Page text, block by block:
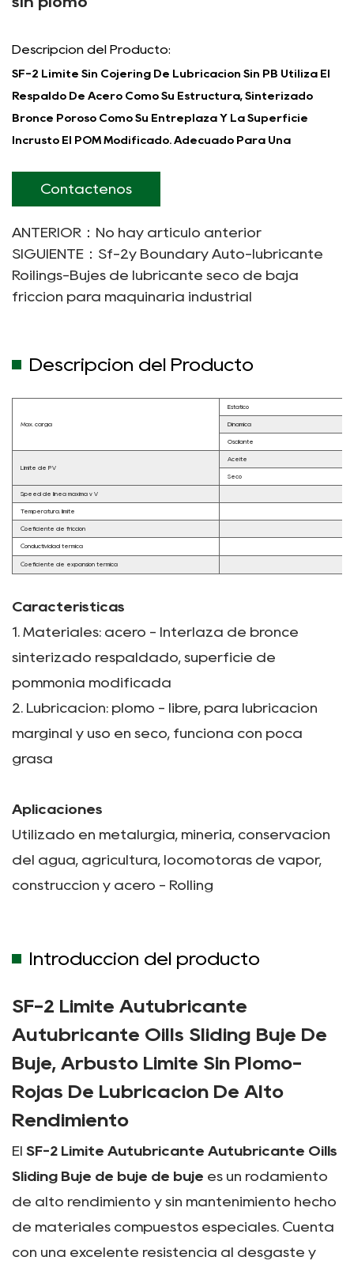
Descripción del Producto:
SF-2 Límite Sin Cojering De Lubricación Sin PB Utiliza El
Respaldo De Acero Como Su Estructura, Sinterizado
Bronce Poroso Como Su Entreplaza Y La Superficie
Incrustó El POM Modificado. Adecuado Para Una
Condiciones De Grasa De Sangría De Lubricación. Se
Ha Aplicado Ampliamente A Maquinaria Metalúrgica,
Maquinaria De Minas, Maquinaria De Conservación De
Agua, Locomotora De Vapor, Maquinaria De
Construcción, Maquinaria Agrícola, Industria De Acero,
Etc.
Contáctenos
ANTERIOR：No hay artículo anterior
SIGUIENTE：Sf-2y Boundary Auto-lubricante
Roilings-Bujes de lubricante seco de baja
fricción para maquinaria industrial
Descripción del Producto
Max. carga
Estático
Dinámica
Oscilante
Límite de PV
Aceite
Seco
Speed ​​de línea máxima v V
Temperatura. límite
Coeficiente de fricción
Conductividad térmica
Coeficiente de expansión térmica
Características
1. Materiales: acero - Interlaza de bronce
sinterizado respaldado, superficie de
pommonía modificada
2. Lubricación: plomo - libre, para lubricación
marginal y uso en seco, funciona con poca
grasa
Aplicaciones
Utilizado en metalurgia, minería, conservación
del agua, agricultura, locomotoras de vapor,
construcción y acero - Rolling
Introducción del producto
SF-2 Límite Autubricante
Autubricante Oills Sliding Buje De
Buje, Arbusto Límite Sin Plomo-
Rojas De Lubricación De Alto
Rendimiento
El SF-2 Límite Autubricante Autubricante Oills
Sliding Buje de buje de buje es un rodamiento
de alto rendimiento y sin mantenimiento hecho
de materiales compuestos especiales. Cuenta
con una excelente resistencia al desgaste y